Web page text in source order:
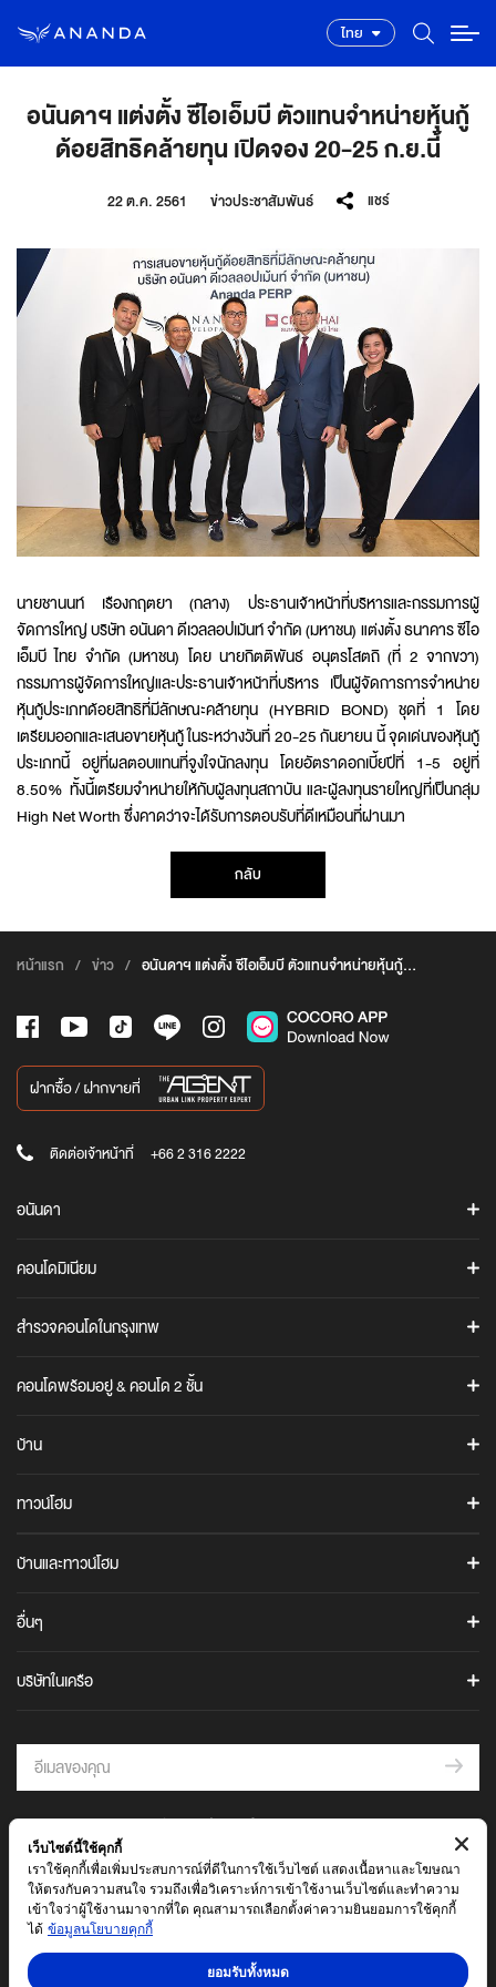
ไทย
อนันดาฯ แต่งตั้ง ซีไอเอ็มบี ตัวแทนจำหน่ายหุ้นกู้
ด้อยสิทธิคล้ายทุน เปิดจอง 20-25 ก.ย.นี้
22 ต.ค. 2561 ข่าวประชาสัมพันธ์ แชร์
นายชานนท์ เรืองกฤตยา (กลาง) ประธานเจ้าหน้าที่บริหารและกรรมการผู้
จัดการใหญ่ บริษัท อนันดา ดีเวลลอปเม้นท์ จำกัด (มหาชน) แต่งตั้ง ธนาคาร ซีไอ
เอ็มบี ไทย จำกัด (มหาชน) โดย นายกิตติพันธ์ อนุตรโสตถิ (ที่ 2 จากขวา)
กรรมการผู้จัดการใหญ่และประธานเจ้าหน้าที่บริหาร เป็นผู้จัดการการจำหน่าย
หุ้นกู้ประเภทด้อยสิทธิที่มีลักษณะคล้ายทุน (HYBRID BOND) ชุดที่ 1 โดย
เตรียมออกและเสนอขายหุ้นกู้ ในระหว่างวันที่ 20-25 กันยายน นี้ จุดเด่นของหุ้นกู้
ประเภทนี้ อยู่ที่ผลตอบแทนที่จูงใจนักลงทุน โดยอัตราดอกเบี้ยปีที่ 1-5 อยู่ที่
8.50% ทั้งนี้เตรียมจำหน่ายให้กับผู้ลงทุนสถาบัน และผู้ลงทุนรายใหญ่ที่เป็นกลุ่ม
High Net Worth ซึ่งคาดว่าจะได้รับการตอบรับที่ดีเหมือนที่ผ่านมา
กลับ
หน้าแรก / ข่าว / อนันดาฯ แต่งตั้ง ซีไอเอ็มบี ตัวแทนจำหน่ายหุ้นกู้
ติดต่อเจ้าหน้าที่ +66 2 316 2222
อนันดา
ค้นหาโครงการ
ข่าวสาร
Cocoro Application
ข้อมูลบริษัท
อนันดา เมมเบอร์คลับ
ภาพยนตร์โฆษณาบริษัท
ร่วมงานกับอนันดา
คอนโดมิเนียม
แอชตัน อโศก
แอชตัน อโศก-พระราม 9
COCO PARC
ไอดีโอ คิว สุขุมวิท 36
CULTURE THONGLOR
ไอดีโอ โมบิ สุขุมวิท 40
ไอดีโอ รามคำแหง - ลำสาลี สเตชั่น
ไอดีโอ สุขุมวิท-พระราม 4
ไอดีโอ พระราม 9 - อโศก
ไอดีโอ จุฬา-สามย่าน
ELIO
สำรวจคอนโดในกรุงเทพ
คอนโดทั้งหมดในกรุงเทพ
คอนโดใกล้รถไฟฟ้า BTS / MRT / ARL
คอนโดสุขุมวิท
คอนโดพระราม 9
คอนโดพร้อมอยู่ & คอนโด 2 ชั้น
บ้าน
ANANN VILLAS
URBANIO
ARTALE
อาร์เทล อโศก-พระราม 9
แอริ สุขุมวิท - บางนา กม.5
แอริ แจ้งวัฒนะ
ANDA
อันดา ราชพฤกษ์-แจ้งวัฒนะ
ATOLL
เอโทล บาหลี บีช (มอเตอร์เวย์–ลาดกระบัง)
ทาวน์โฮม
เออร์บานิโอ เมซ วิภาวดี-แจ้งวัฒนะ
UNIO TOWN
ยูนิโอ ทาวน์ สุขสวัสดิ์ 30
บ้านและทาวน์โฮม
ทาวน์โฮมพร้อมอยู่
บ้านพร้อมอยู่
อื่นๆ
คำถามที่พบบ่อย
คำนวนสินเชื่อ
นัดเยี่ยมชมโครงการ
บันทึกความร่วมมือการต่อต้านการให้สินบน
บันทึกความร่วมมือด้านจรรยาบรรณและจริยธรรมทางธุรกิจ
A Foreign Buyer's Guide
Earthquake Safety Guidelines
Maru 360 BIM Standard
บริษัทในเครือ
THE AGENT
THE WORKS
© 2564 บริษัท อนันดา ดีเวลลอปเม้นท์ จำกัด (มหาชน)
ข้อตกลงและเงื่อนไข
นโยบายความเป็นส่วนตัว
เว็บไซต์นี้ใช้คุกกี้
เราใช้คุกกี้เพื่อเพิ่มประสบการณ์ที่ดีในการใช้เว็บไซต์ แสดงเนื้อหาและโฆษณา
ให้ตรงกับความสนใจ รวมถึงเพื่อวิเคราะห์การเข้าใช้งานเว็บไซต์และทำความ
เข้าใจว่าผู้ใช้งานมาจากที่ใด คุณสามารถเลือกตั้งค่าความยินยอมการใช้คุกกี้
ได้ ข้อมูลนโยบายคุกกี้
ยอมรับทั้งหมด